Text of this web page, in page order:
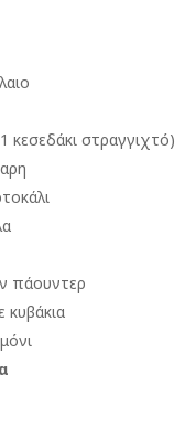
κεσεδάκι στραγγιχτό)
πάουντερ
κυβάκια